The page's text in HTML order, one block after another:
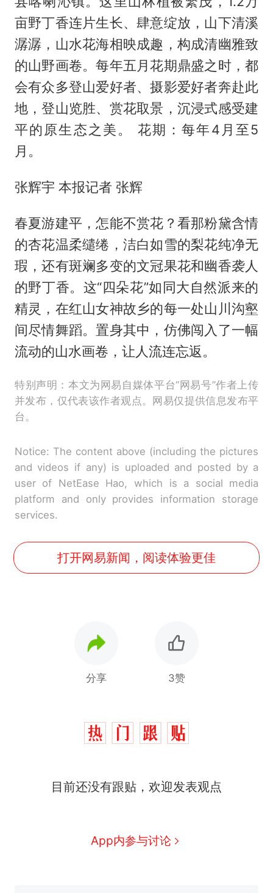
亩野丁香连片生长、肆意绽放，山下清溪
潺潺，山水花海相映成趣，构成清幽雅致
的山野画卷。每年五月花期鼎盛之时，都
会有众多登山爱好者、摄影爱好者奔赴此
地，登山览胜、赏花取景，沉浸式感受建
平的原生态之美。 花期：每年4月至5
月。
张辉宇 本报记者 张辉
春夏游建平，怎能不赏花？看那粉黛含情
的杏花温柔缱绻，洁白如雪的梨花纯净无
瑕，还有斑斓多变的文冠果花和幽香袭人
的野丁香。这“四朵花”如同大自然派来的
精灵，在红山女神故乡的每一处山川沟壑
间尽情舞蹈。置身其中，仿佛闯入了一幅
流动的山水画卷，让人流连忘返。
特别声明：本文为网易自媒体平台“网易号”作者上传
并发布，仅代表该作者观点。网易仅提供信息发布平
台。
Notice: The content above (including the pictures
and videos if any) is uploaded and posted by a
user of NetEase Hao, which is a social media
platform and only provides information storage
services.
打开网易新闻，阅读体验更佳
分享 3赞
目前还没有跟贴，欢迎发表观点
App内参与讨论
新 全球唯一没有法定首都的国